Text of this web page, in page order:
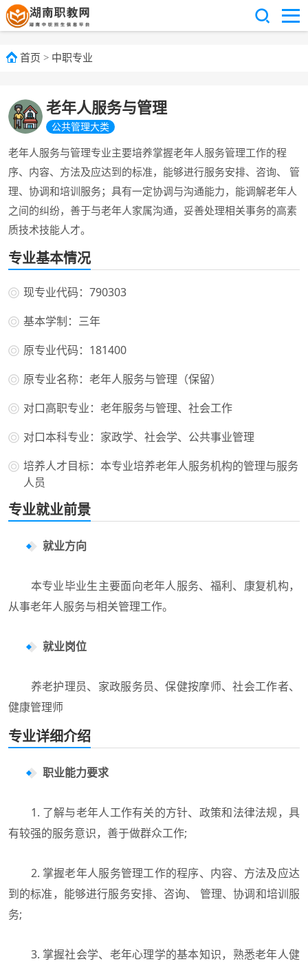
首页 > 中职专业
老年人服务与管理
公共管理大类
老年人服务与管理专业主要培养掌握老年人服务管理工作的程
序、内容、方法及应达到的标准，能够进行服务安排、咨询、 管
理、协调和培训服务；具有一定协调与沟通能力，能调解老年人
之间的纠纷，善于与老年人家属沟通，妥善处理相关事务的高素
质技术技能人才。
专业基本情况
现专业代码：790303
基本学制：三年
原专业代码：181400
原专业名称：老年人服务与管理（保留）
对口高职专业：老年服务与管理、社会工作
对口本科专业：家政学、社会学、公共事业管理
培养人才目标：本专业培养老年人服务机构的管理与服务
人员
专业就业前景
就业方向
本专业毕业生主要面向老年人服务、福利、康复机构，
从事老年人服务与相关管理工作。
就业岗位
养老护理员、家政服务员、保健按摩师、社会工作者、
健康管理师
专业详细介绍
职业能力要求
1. 了解与老年人工作有关的方针、政策和法律法规，具
有较强的服务意识，善于做群众工作;
2. 掌握老年人服务管理工作的程序、内容、方法及应达
到的标准，能够进行服务安排、咨询、 管理、协调和培训服
务;
3. 掌握社会学、老年心理学的基本知识，熟悉老年人健